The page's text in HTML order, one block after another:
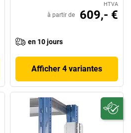
HTVA
à partir de 609,- €
en 10 jours
Afficher 4 variantes